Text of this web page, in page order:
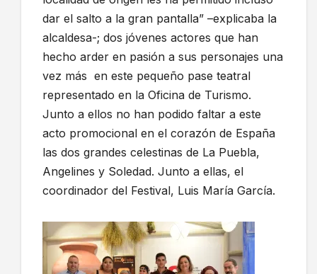
dar el salto a la gran pantalla” –explicaba la
alcaldesa-; dos jóvenes actores que han
hecho arder en pasión a sus personajes una
vez más en este pequeño pase teatral
representado en la Oficina de Turismo.
Junto a ellos no han podido faltar a este
acto promocional en el corazón de España
las dos grandes celestinas de La Puebla,
Angelines y Soledad. Junto a ellas, el
coordinador del Festival, Luis María García.